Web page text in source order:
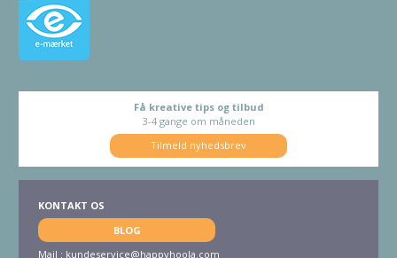
Få kreative tips og tilbud
3-4 gange om måneden
Tilmeld nyhedsbrev
KONTAKT OS
BLOG
Mail : kundeservice@happyhoola.com